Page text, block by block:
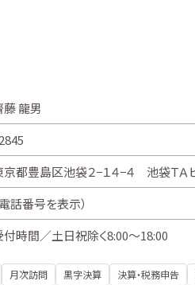
藤 龍男
京都豊島区池袋２−１４−４ 池袋ＴＡ
電話番号を表示）
付時間／土日祝除く8:00～18:00
月次訪問 黒字決算 決算・税務申告